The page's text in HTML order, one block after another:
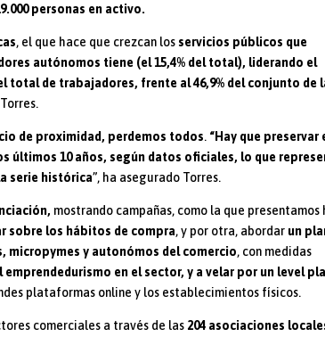
personas en activo.
, el que hace que crezcan los servicios públicos que
autónomos tiene (el 15,4% del total), liderando el
total de trabajadores, frente al 46,9% del conjunto de
de proximidad, perdemos todos. “Hay que preservar
últimos 10 años, según datos oficiales, lo que
serie histórica”, ha asegurado Torres.
mostrando campañas, como la que presentamos
sobre los hábitos de compra, y por otra, abordar un
micropymes y autonómos del comercio, con medidas
en el sector, y a velar por un level
plataformas online y los establecimientos físicos.
comerciales a través de las 204 asociaciones